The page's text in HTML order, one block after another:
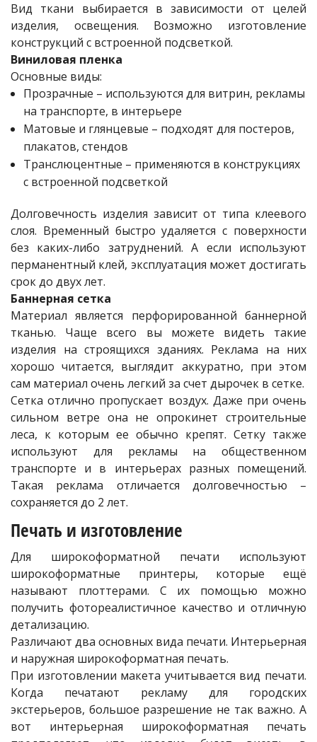
Вид ткани выбирается в зависимости от целей
изделия, освещения. Возможно изготовление
конструкций с встроенной подсветкой.
Виниловая пленка
Основные виды:
Прозрачные – используются для витрин, рекламы
на транспорте, в интерьере
Матовые и глянцевые – подходят для постеров,
плакатов, стендов
Транслюцентные – применяются в конструкциях
с встроенной подсветкой
Долговечность изделия зависит от типа клеевого
слоя. Временный быстро удаляется с поверхности
без каких-либо затруднений. А если используют
перманентный клей, эксплуатация может достигать
срок до двух лет.
Баннерная сетка
Материал является перфорированной баннерной
тканью. Чаще всего вы можете видеть такие
изделия на строящихся зданиях. Реклама на них
хорошо читается, выглядит аккуратно, при этом
сам материал очень легкий за счет дырочек в сетке.
Сетка отлично пропускает воздух. Даже при очень
сильном ветре она не опрокинет строительные
леса, к которым ее обычно крепят. Сетку также
используют для рекламы на общественном
транспорте и в интерьерах разных помещений.
Такая реклама отличается долговечностью –
сохраняется до 2 лет.
Печать и изготовление
Для широкоформатной печати используют
широкоформатные принтеры, которые ещё
называют плоттерами. С их помощью можно
получить фотореалистичное качество и отличную
детализацию.
Различают два основных вида печати. Интерьерная
и наружная широкоформатная печать.
При изготовлении макета учитывается вид печати.
Когда печатают рекламу для городских
экстерьеров, большое разрешение не так важно. А
вот интерьерная широкоформатная печать